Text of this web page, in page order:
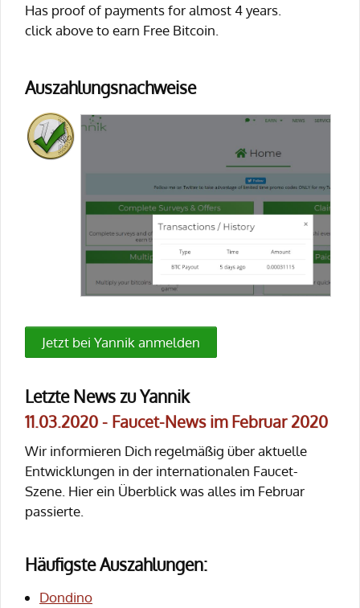
Has proof of payments for almost 4 years.
click above to earn Free Bitcoin.
Auszahlungsnachweise
Jetzt bei Yannik anmelden
Letzte News zu Yannik
11.03.2020 - Faucet-News im Februar 2020
Wir informieren Dich regelmäßig über aktuelle
Entwicklungen in der internationalen Faucet-
Szene. Hier ein Überblick was alles im Februar
passierte.
Häufigste Auszahlungen:
Dondino